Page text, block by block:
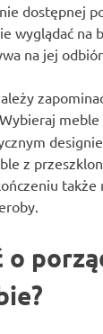
dostępnej
wyglądać na
na jej
meble
z
także
o